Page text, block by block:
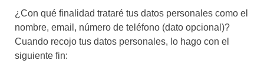
¿Con qué finalidad trataré tus datos personales como el
nombre, email, número de teléfono (dato opcional)?
Cuando recojo tus datos personales, lo hago con el
siguiente fin: